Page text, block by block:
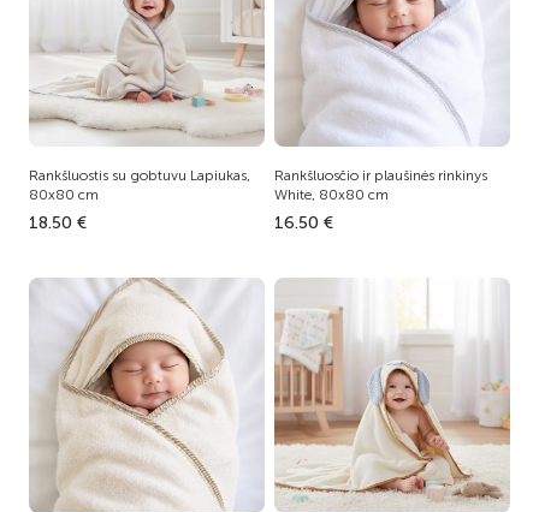
Rankšluostis su gobtuvu Lapiukas,
80x80 cm
18.50 €
Rankšluosčio ir plaušinės rinkinys
White, 80x80 cm
16.50 €